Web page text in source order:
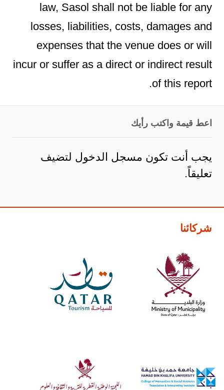
law, Sasol shall not be liable for any
losses, liabilities, costs, damages and
expenses that the venue does or will
incur or suffer as a direct or indirect result
of this report.
اعط قيمة واكتب رأيك
يجب أنت تكون مسجل الدخول لتضيف
تعليقاً.
شركائنا